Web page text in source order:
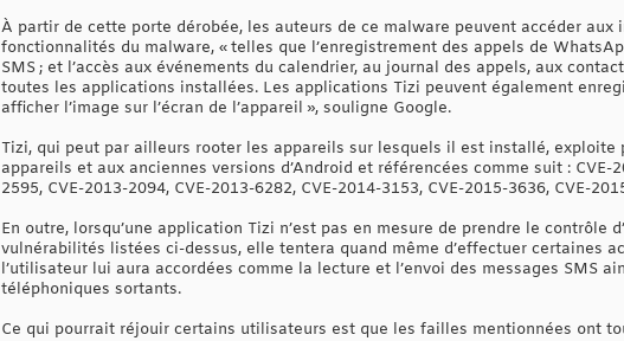
À partir de cette porte dérobée, les auteurs de ce malware peuvent accéder
fonctionnalités du malware, « telles que l’enregistrement des appels de
SMS ; et l’accès aux événements du calendrier, au journal des appels, aux
toutes les applications installées. Les applications Tizi peuvent également
afficher l’image sur l’écran de l’appareil », souligne Google.
Tizi, qui peut par ailleurs rooter les appareils sur lesquels il est installé,
appareils et aux anciennes versions d’Android et référencées comme suit : CVE-
2595, CVE-2013-2094, CVE-2013-6282, CVE-2014-3153, CVE-2015-3636, CVE-
En outre, lorsqu’une application Tizi n’est pas en mesure de prendre le contrôle
vulnérabilités listées ci-dessus, elle tentera quand même d’effectuer certaines
l’utilisateur lui aura accordées comme la lecture et l’envoi des messages SMS
téléphoniques sortants.
Ce qui pourrait réjouir certains utilisateurs est que les failles mentionnées ont